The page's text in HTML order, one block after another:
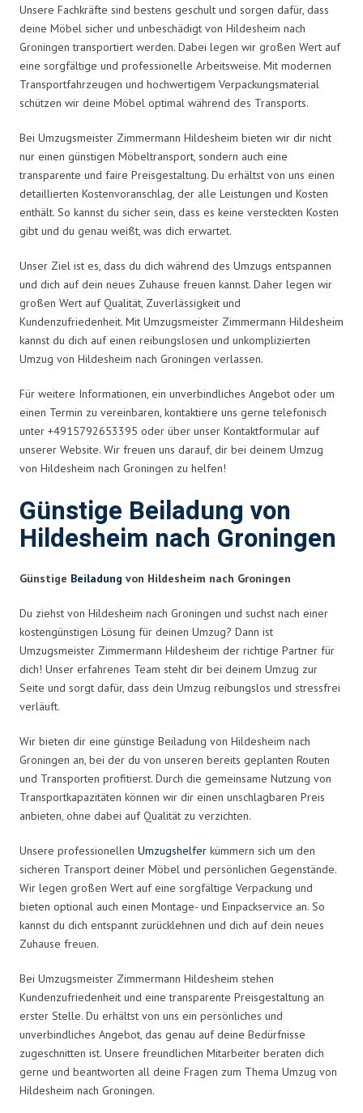
Unsere Fachkräfte sind bestens geschult und sorgen dafür, dass
deine Möbel sicher und unbeschädigt von Hildesheim nach
Groningen transportiert werden. Dabei legen wir großen Wert auf
eine sorgfältige und professionelle Arbeitsweise. Mit modernen
Transportfahrzeugen und hochwertigem Verpackungsmaterial
schützen wir deine Möbel optimal während des Transports.
Bei Umzugsmeister Zimmermann Hildesheim bieten wir dir nicht
nur einen günstigen Möbeltransport, sondern auch eine
transparente und faire Preisgestaltung. Du erhältst von uns einen
detaillierten Kostenvoranschlag, der alle Leistungen und Kosten
enthält. So kannst du sicher sein, dass es keine versteckten Kosten
gibt und du genau weißt, was dich erwartet.
Unser Ziel ist es, dass du dich während des Umzugs entspannen
und dich auf dein neues Zuhause freuen kannst. Daher legen wir
großen Wert auf Qualität, Zuverlässigkeit und
Kundenzufriedenheit. Mit Umzugsmeister Zimmermann Hildesheim
kannst du dich auf einen reibungslosen und unkomplizierten
Umzug von Hildesheim nach Groningen verlassen.
Für weitere Informationen, ein unverbindliches Angebot oder um
einen Termin zu vereinbaren, kontaktiere uns gerne telefonisch
unter +4915792653395 oder über unser Kontaktformular auf
unserer Website. Wir freuen uns darauf, dir bei deinem Umzug
von Hildesheim nach Groningen zu helfen!
Günstige Beiladung von
Hildesheim nach Groningen
Günstige Beiladung von Hildesheim nach Groningen
Du ziehst von Hildesheim nach Groningen und suchst nach einer
kostengünstigen Lösung für deinen Umzug? Dann ist
Umzugsmeister Zimmermann Hildesheim der richtige Partner für
dich! Unser erfahrenes Team steht dir bei deinem Umzug zur
Seite und sorgt dafür, dass dein Umzug reibungslos und stressfrei
verläuft.
Wir bieten dir eine günstige Beiladung von Hildesheim nach
Groningen an, bei der du von unseren bereits geplanten Routen
und Transporten profitierst. Durch die gemeinsame Nutzung von
Transportkapazitäten können wir dir einen unschlagbaren Preis
anbieten, ohne dabei auf Qualität zu verzichten.
Unsere professionellen Umzugshelfer kümmern sich um den
sicheren Transport deiner Möbel und persönlichen Gegenstände.
Wir legen großen Wert auf eine sorgfältige Verpackung und
bieten optional auch einen Montage- und Einpackservice an. So
kannst du dich entspannt zurücklehnen und dich auf dein neues
Zuhause freuen.
Bei Umzugsmeister Zimmermann Hildesheim stehen
Kundenzufriedenheit und eine transparente Preisgestaltung an
erster Stelle. Du erhältst von uns ein persönliches und
unverbindliches Angebot, das genau auf deine Bedürfnisse
zugeschnitten ist. Unsere freundlichen Mitarbeiter beraten dich
gerne und beantworten all deine Fragen zum Thema Umzug von
Hildesheim nach Groningen.